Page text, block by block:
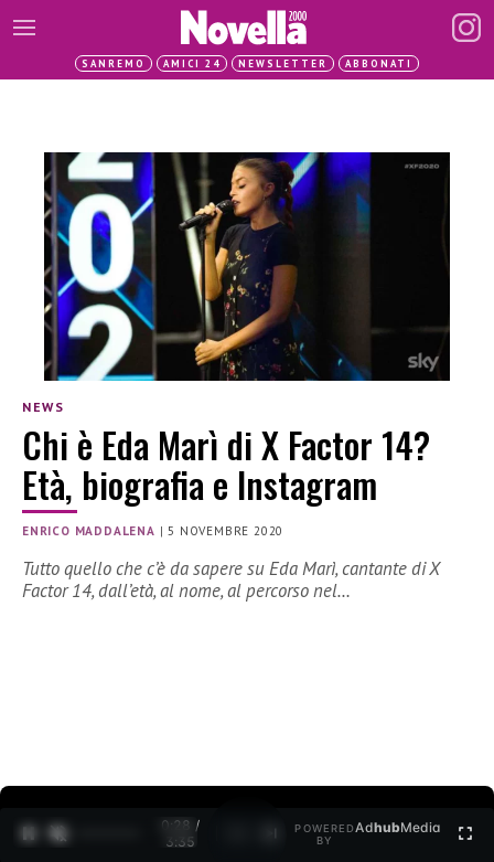
SANREMO AMICI 24 NEWSLETTER ABBONATI
NEWS
Chi è Eda Marì di X Factor 14?
Età, biografia e Instagram
ENRICO MADDALENA |5 NOVEMBRE 2020
Tutto quello che c’è da sapere su Eda Marì, cantante di X
Factor 14, dall’età, al nome, al percorso nel…
0:29 /
3:35
POWERED
BY
AdhubMedia